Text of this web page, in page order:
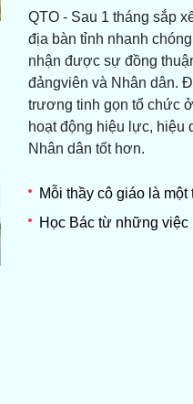
QTO - Sau 1 tháng sắp
địa bàn tỉnh nhanh
nhận được sự đồng
đảngviên và Nhân dân.
trương tinh gọn tổ chức
hoạt động hiệu lực, hiệu
Nhân dân tốt hơn.
Mỗi thầy cô giáo là
Học Bác từ những việc